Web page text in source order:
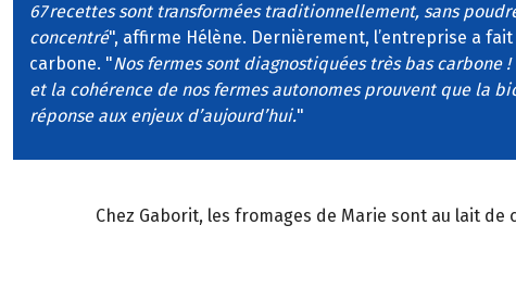
67 recettes sont transformées traditionnellement, sans
concentré", affirme Hélène. Dernièrement, l’entreprise a
carbone. "Nos fermes sont diagnostiquées très bas carbone
et la cohérence de nos fermes autonomes prouvent que la
réponse aux enjeux d’aujourd’hui."
Chez Gaborit, les fromages de Marie sont au lait